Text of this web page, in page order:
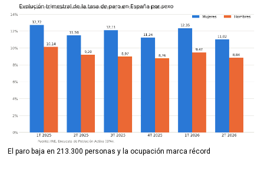
El paro baja en 213.300 personas y la ocupación marca récord